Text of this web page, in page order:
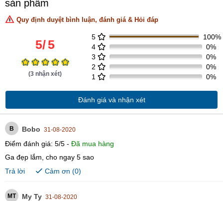
sản phẩm
Quy định duyệt bình luận, đánh giá & Hỏi đáp
5/5
(3 nhận xét)
5
100%
4
0%
3
0%
2
0%
1
0%
Đánh giá và nhận xét
B Bobo 31-08-2020
Điểm đánh giá: 5/5 - Đã mua hàng
Ga đẹp lắm, cho ngay 5 sao
Trả lời
Cảm ơn (0)
MT My Ty 31-08-2020